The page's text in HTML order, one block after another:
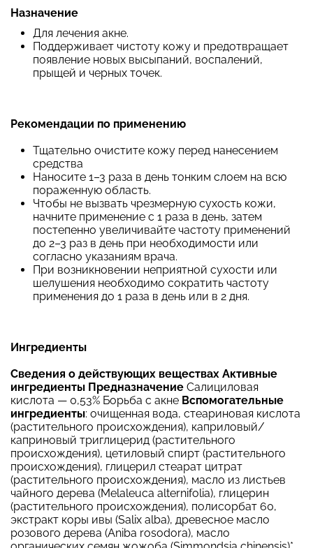
Назначение
Для лечения акне.
Поддерживает чистоту кожу и предотвращает
появление новых высыпаний, воспалений,
прыщей и черных точек.
Рекомендации по применению
Тщательно очистите кожу перед нанесением
средства
Наносите 1–3 раза в день тонким слоем на всю
пораженную область.
Чтобы не вызвать чрезмерную сухость кожи,
начните применение с 1 раза в день, затем
постепенно увеличивайте частоту применений
до 2–3 раз в день при необходимости или
согласно указаниям врача.
При возникновении неприятной сухости или
шелушения необходимо сократить частоту
применения до 1 раза в день или в 2 дня.
Ингредиенты
Сведения о действующих веществах Активные
ингредиенты Предназначение Салициловая
кислота — 0,53% Борьба с акне Вспомогательные
ингредиенты: очищенная вода, стеариновая кислота
(растительного происхождения), каприловый/
каприновый триглицерид (растительного
происхождения), цетиловый спирт (растительного
происхождения), глицерил стеарат цитрат
(растительного происхождения), масло из листьев
чайного дерева (Melaleuca alternifolia), глицерин
(растительного происхождения), полисорбат 60,
экстракт коры ивы (Salix alba), древесное масло
розового дерева (Aniba rosodora), масло